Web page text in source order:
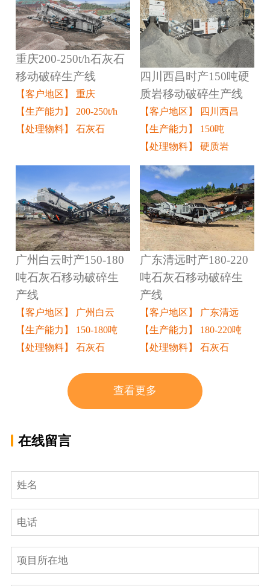
重庆200-250t/h石灰石
移动破碎生产线
【客户地区】 重庆
【生产能力】 200-250t/h
【处理物料】 石灰石
四川西昌时产150吨硬
质岩移动破碎生产线
【客户地区】 四川西昌
【生产能力】 150吨
【处理物料】 硬质岩
广州白云时产150-180
吨石灰石移动破碎生
产线
【客户地区】 广州白云
【生产能力】 150-180吨
【处理物料】 石灰石
广东清远时产180-220
吨石灰石移动破碎生
产线
【客户地区】 广东清远
【生产能力】 180-220吨
【处理物料】 石灰石
查看更多
在线留言